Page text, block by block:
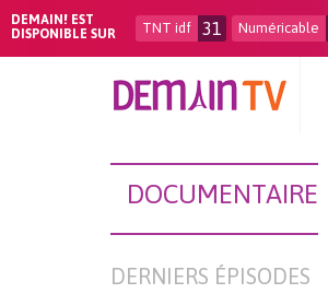
DEMAIN! EST
DISPONIBLE SUR
TNT idf 31 Numéricable
DOCUMENTAIRE
DERNIERS ÉPISODES